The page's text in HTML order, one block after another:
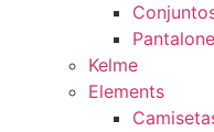
Kelme
Elements